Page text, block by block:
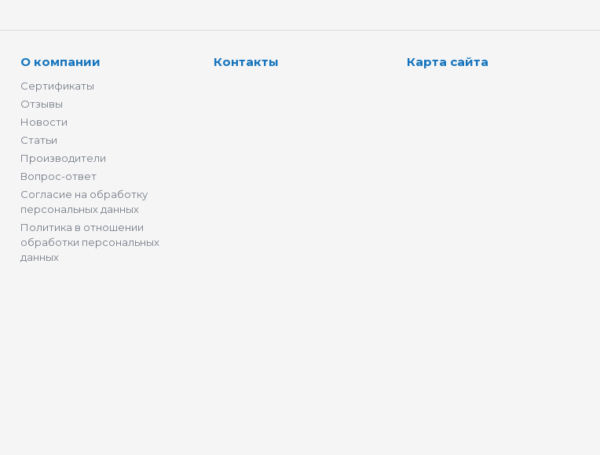
О компании
Сертификаты
Отзывы
Новости
Статьи
Производители
Вопрос-ответ
Согласие на обработку
персональных данных
Политика в отношении
обработки персональных
данных
Контакты Карта сайта